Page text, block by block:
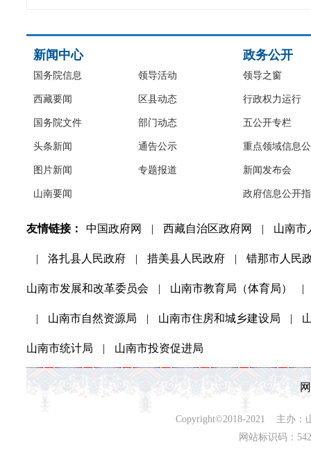
新闻中心
国务院信息
西藏要闻
国务院文件
头条新闻
图片新闻
山南要闻
领导活动
区县动态
部门动态
通告公示
专题报道
政务公开
领导之窗
行政权力运行
五公开专栏
重点领域信息
新闻发布会
政府信息公开
友情链接： 中国政府网 | 西藏自治区政府网 | 山南市
| 洛扎县人民政府 | 措美县人民政府 | 错那市人民
山南市发展和改革委员会 | 山南市教育局（体育局） |
| 山南市自然资源局 | 山南市住房和城乡建设局 |
山南市统计局 | 山南市投资促进局
Copyright©2018-2021 主办：
网站标识码：